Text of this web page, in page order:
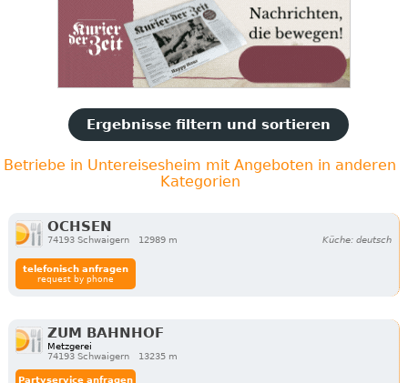
Ergebnisse filtern und sortieren
Betriebe in Untereisesheim mit Angeboten in anderen
Kategorien
OCHSEN
74193 Schwaigern 12989 m Küche: deutsch
telefonisch anfragen
request by phone
ZUM BAHNHOF
Metzgerei
74193 Schwaigern
13235 m
Partyservice anfragen